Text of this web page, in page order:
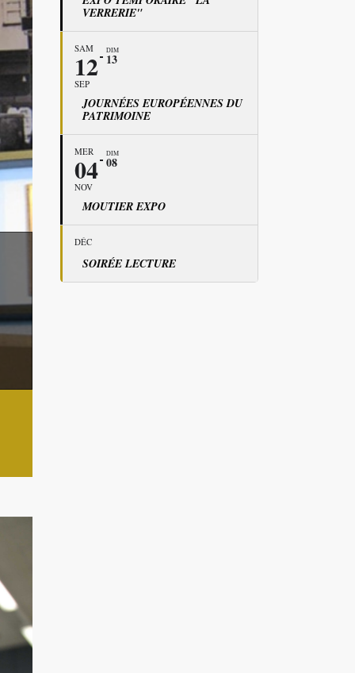
VERRERIE"
SAM
12
SEP
DIM
13
JOURNÉES EUROPÉENNES DU
PATRIMOINE
MER
04
NOV
DIM
08
MOUTIER EXPO
DÉC
SOIRÉE LECTURE